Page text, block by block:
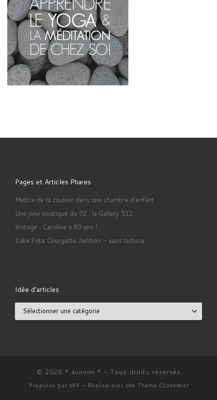
Pages et Articles Phares
Mettre de la couleur dans une chambre d'enfant
Une jolie boutique du 92 : la Gallery 512
Vintage : Caroline a 60 ans !
Cake Feta Courgette Jambon - sans lactose
Idée d’articles
© 2026 * aunomi * – Tous droits réservés
Propulsé par WP – Réalisé avec the Thème Customizr